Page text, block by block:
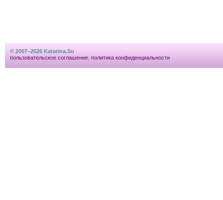
© 2007–2026 Katarina.Su
пользовательское соглашение политика конфиденциальности